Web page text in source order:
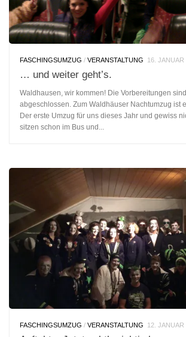
FASCHINGSUMZUG / VERANSTALTUNG 16. JANUAR
… und weiter geht’s.
Waldhausen, wir kommen! Die Vorbereitungen
abgeschlossen. Zum Waldhäuser Nachtumzug ist
Der erste Umzug für uns dieses Jahr und gewiss
sitzen schon im Bus und...
FASCHINGSUMZUG / VERANSTALTUNG 12. JANUAR